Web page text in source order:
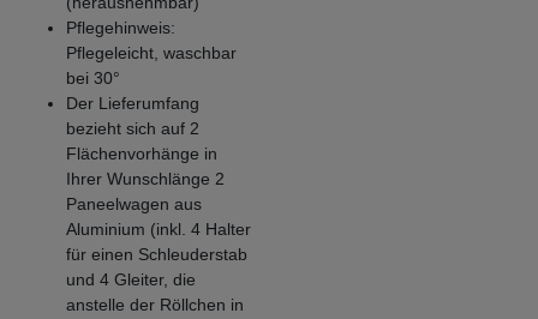
Pflegehinweis:
Pflegeleicht, waschbar
bei 30°
Der Lieferumfang
bezieht sich auf 2
Flächenvorhänge in
Ihrer Wunschlänge 2
Paneelwagen aus
Aluminium (inkl. 4 Halter
für einen Schleuderstab
und 4 Gleiter, die
anstelle der Röllchen in